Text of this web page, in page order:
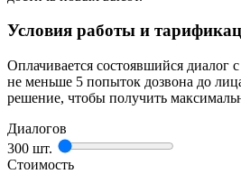
Условия работы и
Оплачивается состоявшийся диалог
не меньше 5 попыток дозвона до
решение, чтобы получить
Диалогов
300 шт.
Стоимость